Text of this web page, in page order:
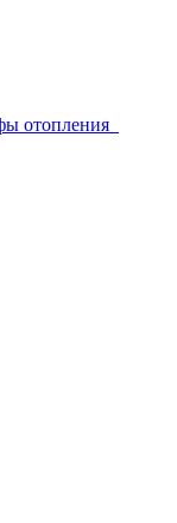
отопления